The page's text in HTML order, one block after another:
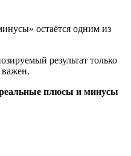
остаётся одним из
результат только
плюсы и минусы